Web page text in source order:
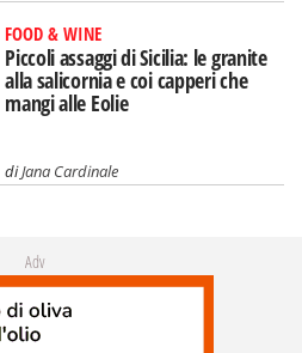
FOOD & WINE
Piccoli assaggi di Sicilia: le granite
alla salicornia e coi capperi che
mangi alle Eolie
diJana Cardinale
Adv